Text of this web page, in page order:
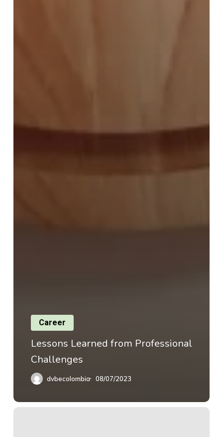
Career
Lessons Learned from Professional
Challenges
dvbecolombia 08/07/2023